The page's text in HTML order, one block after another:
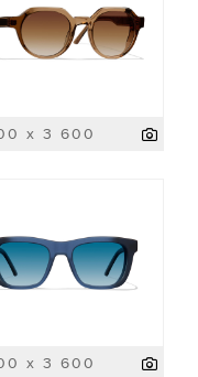
x 3 600
x 3 600